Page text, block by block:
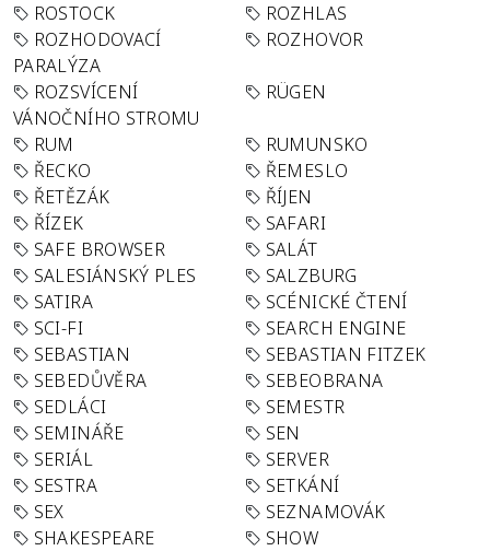
ROSTOCK
ROZHLAS
ROZHODOVACÍ
PARALÝZA
ROZHOVOR
ROZSVÍCENÍ
VÁNOČNÍHO STROMU
RÜGEN
RUM
RUMUNSKO
ŘECKO
ŘEMESLO
ŘETĚZÁK
ŘÍJEN
ŘÍZEK
SAFARI
SAFE BROWSER
SALÁT
SALESIÁNSKÝ PLES
SALZBURG
SATIRA
SCÉNICKÉ ČTENÍ
SCI-FI
SEARCH ENGINE
SEBASTIAN
SEBASTIAN FITZEK
SEBEDŮVĚRA
SEBEOBRANA
SEDLÁCI
SEMESTR
SEMINÁŘE
SEN
SERIÁL
SERVER
SESTRA
SETKÁNÍ
SEX
SEZNAMOVÁK
SHAKESPEARE
SHOW